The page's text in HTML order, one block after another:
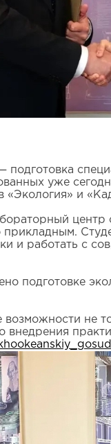
подготовка
уже
«Экология» и
центр
и работать с
подготовке
возможности не
внедрения